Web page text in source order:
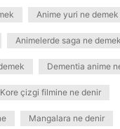
Anime yuri ne demek
Animelerde saga ne demek
Dementia anime
Kore çizgi filmine ne denir
Mangalara ne denir